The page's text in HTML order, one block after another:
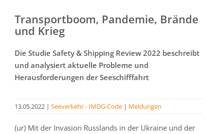
Transportboom, Pandemie, Brände
und Krieg
Die Studie Safety & Shipping Review 2022 beschreibt
und analysiert aktuelle Probleme und
Herausforderungen der Seeschifffahrt
13.05.2022 | Seeverkehr - IMDG-Code | Meldungen
(ur) Mit der Invasion Russlands in der Ukraine und der